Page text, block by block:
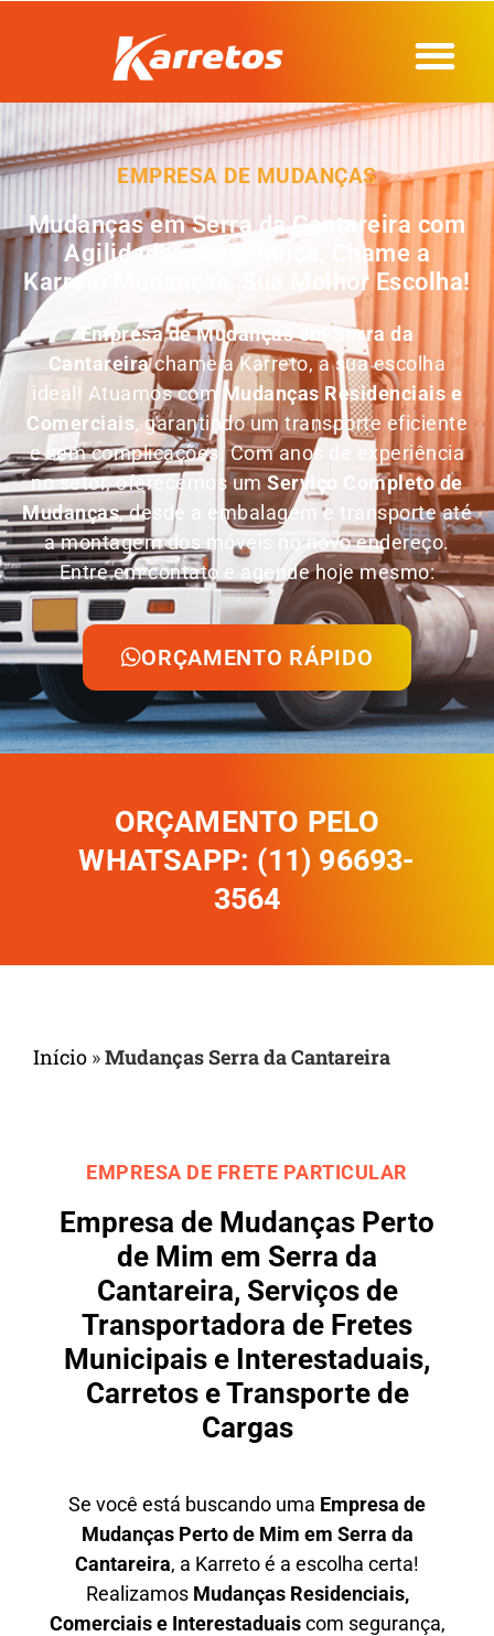
EMPRESA DE MUDANÇAS
Mudanças em Serra da Cantareira com
Agilidade e Segurança, Chame a
Karreto Mudanças, Sua Melhor Escolha!
Empresa de Mudanças emSerra da
Cantareirachame a Karreto, a sua escolha
ideal! Atuamos comMudanças Residenciais e
Comerciais, garantindo um transporte eficiente
e sem complicações. Com anos de experiência
no setor, oferecemos umServiço Completo de
Mudanças, desde a embalagem e transporte até
a montagem dos móveis no novo endereço.
Entre em contato e agende hoje mesmo:
ORÇAMENTO RÁPIDO
ORÇAMENTO PELO
WHATSAPP: (11) 96693-
3564
Início »Mudanças Serra da Cantareira
EMPRESA DE FRETE PARTICULAR
Empresa de Mudanças Perto
de Mim em Serra da
Cantareira, Serviços de
Transportadora de Fretes
Municipais e Interestaduais,
Carretos e Transporte de
Cargas
Se você está buscando uma Empresa de
Mudanças Perto de Mim em Serra da
Cantareira, a Karreto é a escolha certa!
Realizamos Mudanças Residenciais,
Comerciais e Interestaduaiscom segurança,